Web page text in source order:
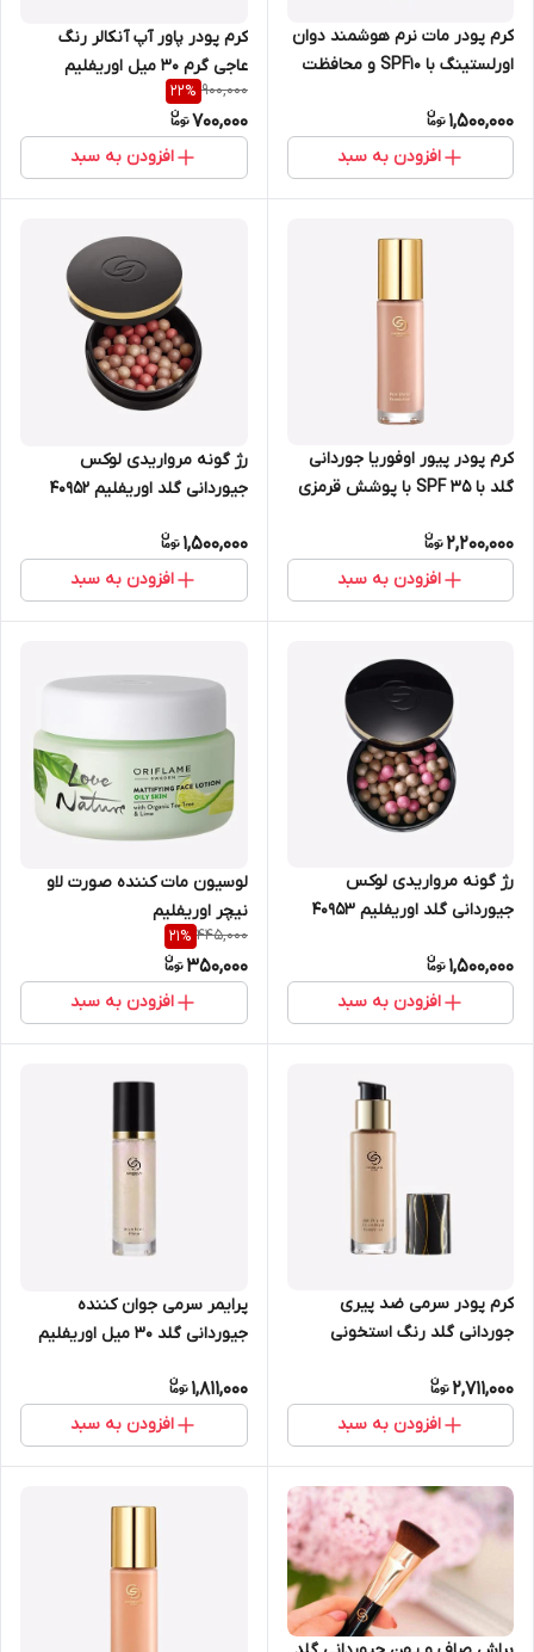
کرم پودر مات نرم هوشمند دوان
اورلستینگ با SPF10 و محافظت
1,500,000
افزودن به سبد
کرم پودر پاور آپ آنکالر رنگ
عاجی گرم 30 میل اوریفلیم
شماره 38806
900,000
22%
700,000
افزودن به سبد
کرم پودر پیور اوفوریا جوردانی
گلد با SPF 35 با پوشش قرمزی
2,200,000
افزودن به سبد
رژ گونه مرواریدی لوکس
جیوردانی گلد اوریفلیم 40952
1,500,000
افزودن به سبد
رژ گونه مرواریدی لوکس
جیوردانی گلد اوریفلیم 40953
1,500,000
افزودن به سبد
لوسیون مات کننده صورت لاو
نیچر اوریفلیم
445,000
21%
350,000
افزودن به سبد
کرم پودر سرمی ضد پیری
جوردانی گلد رنگ استخونی
2,711,000
افزودن به سبد
پرایمر سرمی جوان کننده
جیوردانی گلد 30 میل اوریفلیم
1,811,000
افزودن به سبد